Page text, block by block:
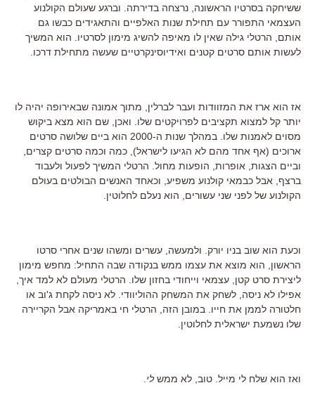
ששיחקה בסרטיו הראשונה, נרצחה בדירתה. וברגע שעולם הקולנוע
העצמאי התפורר עם תחילת שנות האלפיים והתאגידים כבשו גם
אותם, הרטלי גילה שאין לו מאיפה להשיג מימון לסרטיו. הוא המשיך
לעשות אותם סרטים קטנים ואידיוסינקרטיים שעשה מתחילת דרכו.
אז הוא ארז את המזוודות ועבר לברלין, מתוך אמונה שבאירופה יהיה לו
יותר קל למצוא תקציבים לפרויקטים שלו. ואכן, שם הוא מצא ביקוש
מסוים לאמנות שלו. במהלך שנות ה-2000 הוא ביים שלושה סרטים
ארוכים (אף אחד מהם לא הגיעו לישראל), כמה וכמה סרטים קצרים,
וביים הצגות, אופרות, הופעות מחול. הרטלי המשיך לפעול ולעבוד
ברצף, אבל כבמאי קולנוע משפיע, וכאחד האנשים הבולטים בעולם
הקולנוע של לפני שני עשורים, הוא נעלם לחלוטין.
וכעת הוא שוב בניו יורק. ולמעשה, עשרים ומשהו שנים אחרי סרטו
הראשון, הוא מוצא את עצמו ממש בנקודה שבה התחיל: מחפש מימון
ליצירת סרט קטן, עצמאי וייחודי בחזון שלו. הרטלי מעולם לא למד איך,
אפילו לא ניסה, לשחק את המשחק ההוליוודי. לא ניסה לקחת ג'וב או
חלטורה לממן את חייו. במובן הזה, הרטלי חי באמריקה אבל הקריירה
שלו נשמעת ישראלית לחלוטין.
ואז הוא שלח לי מייל. טוב, לא ממשלי.